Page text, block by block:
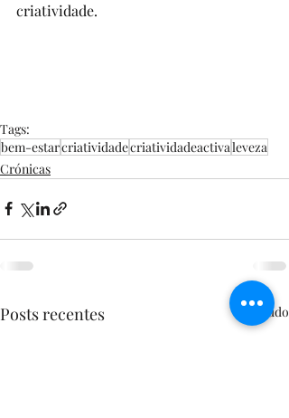
criatividade.
Tags:
bem-estarcriatividadecriatividadeactivaleveza
Crónicas
Posts recentes Ver tudo